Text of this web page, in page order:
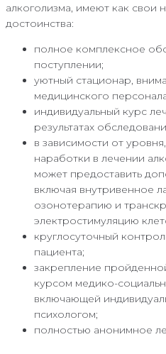
алкоголизма, имеют как свои
достоинства:
полное комплексное
поступлении;
уютный стационар,
медицинского
индивидуальный курс
результатах
в зависимости от
наработки в лечении
может предоставить
включая внутривенное
озонотерапию и
электростимуляцию
круглосуточный
пациента;
закрепление
курсом медико-
включающей
психологом;
полностью анонимное